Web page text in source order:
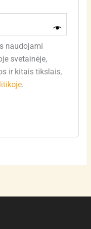
naudojami
svetainėje,
ir kitais tikslais,
.